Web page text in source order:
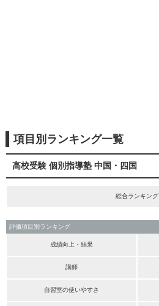
項目別ランキング一覧
高校受験 個別指導塾 中国・四国
総合ランキング
評価項目別ランキング
成績向上・結果
講師
自習室の使いやすさ